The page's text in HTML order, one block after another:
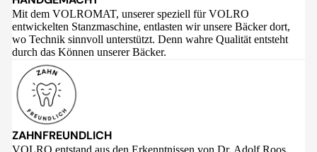
Mit dem VOLROMAT, unserer speziell für VOLRO
entwickelten Stanzmaschine, entlasten wir unsere Bäcker dort,
wo Technik sinnvoll unterstützt. Denn wahre Qualität entsteht
durch das Können unserer Bäcker.
ZAHNFREUNDLICH
VOLRO entstand aus den Erkenntnissen von Dr. Adolf Roos,